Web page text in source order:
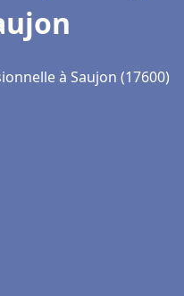
à Saujon (17600)